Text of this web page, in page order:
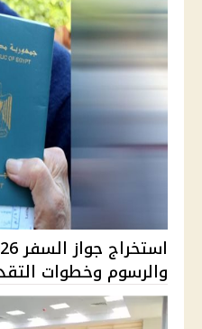
والرسوم وخطوات